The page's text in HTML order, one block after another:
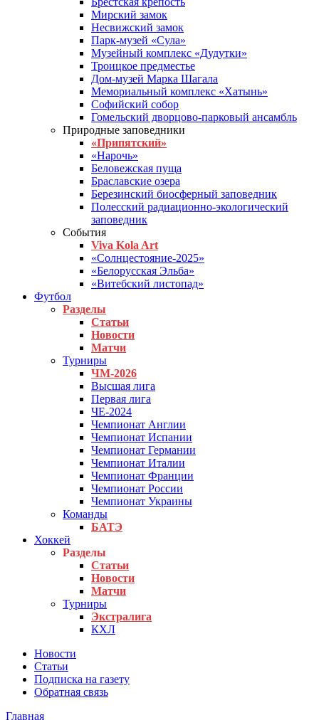
Мирский замок
Несвижский замок
Парк-музей «Сула»
Музейный комплекс «Дудутки»
Троицкое предместье
Дом-музей Марка Шагала
Мемориальный комплекс «Хатынь»
Софийский собор
Гомельский дворцово-парковый ансамбль
Природные заповедники
«Припятский»
«Нарочь»
Беловежская пуща
Браславские озера
Березинский биосферный заповедник
Полесский радиационно-экологический
заповедник
События
Viva Kola Art
«Солнцестояние-2025»
«Белорусская Эльба»
«Витебский листопад»
Футбол
Разделы
Статьи
Новости
Матчи
Турниры
ЧМ-2026
Высшая лига
Первая лига
ЧЕ-2024
Чемпионат Англии
Чемпионат Испании
Чемпионат Германии
Чемпионат Италии
Чемпионат Франции
Чемпионат России
Чемпионат Украины
Команды
БАТЭ
Хоккей
Разделы
Статьи
Новости
Матчи
Турниры
Экстралига
КХЛ
Новости
Статьи
Подписка на газету
Обратная связь
Главная